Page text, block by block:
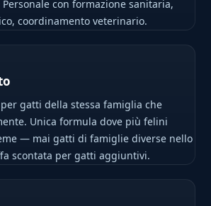
con formazione sanitaria,
coordinamento veterinario.
gatti della stessa famiglia che
Unica formula dove più felini
— mai gatti di famiglie diverse nello
scontata per gatti aggiuntivi.